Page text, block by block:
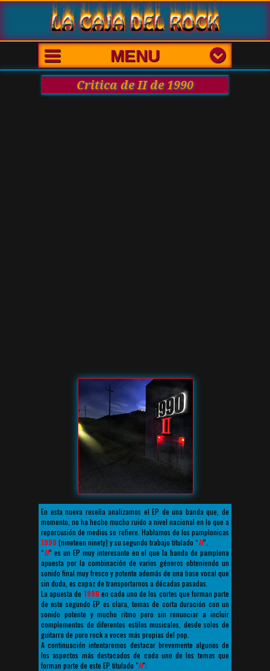
MENU
Critica de II de 1990
En esta nueva reseña analizamos el EP de una banda que, de
momento, no ha hecho mucho ruido a nivel nacional en lo que a
repercusión de medios se refiere. Hablamos de los pamplonicas
1990 (nineteen ninety) y su segundo trabajo titulado “II”.
“II” es un EP muy interesante en el que la banda de pamplona
apuesta por la combinación de varios géneros obteniendo un
sonido final muy fresco y potente además de una base vocal que
sin duda, es capaz de transportarnos a décadas pasadas.
La apuesta de 1990 en cada uno de los cortes que forman parte
de este segundo EP es clara, temas de corta duración con un
sonido potente y mucho ritmo pero sin renunciar a incluir
complementos de diferentes estilos musicales, desde solos de
guitarra de puro rock a voces más propias del pop.
A continuación intentaremos destacar brevemente algunos de
los aspectos más destacados de cada uno de los temas que
forman parte de este EP titulado "II":